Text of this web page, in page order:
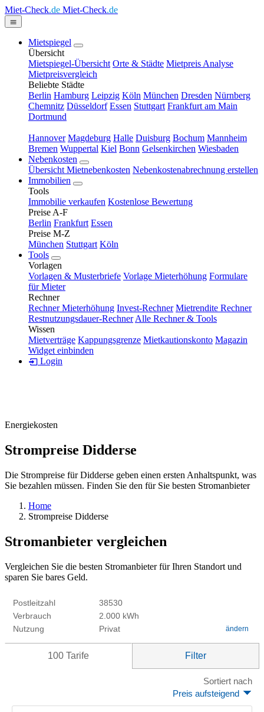
Miet-Check.de Miet-Check.de
Mietspiegel
Übersicht
Mietspiegel-Übersicht Orte & Städte Mietpreis Analyse
Mietpreisvergleich
Beliebte Städte
Berlin Hamburg Leipzig Köln München Dresden Nürnberg
Chemnitz Düsseldorf Essen Stuttgart Frankfurt am Main
Dortmund
Hannover Magdeburg Halle Duisburg Bochum Mannheim
Bremen Wuppertal Kiel Bonn Gelsenkirchen Wiesbaden
Nebenkosten
Übersicht Mietnebenkosten Nebenkostenabrechnung erstellen
Immobilien
Tools
Immobilie verkaufen Kostenlose Bewertung
Preise A-F
Berlin Frankfurt Essen
Preise M-Z
München Stuttgart Köln
Tools
Vorlagen
Vorlagen & Musterbriefe Vorlage Mieterhöhung Formulare
für Mieter
Rechner
Rechner Mieterhöhung Invest-Rechner Mietrendite Rechner
Restnutzungsdauer-Rechner Alle Rechner & Tools
Wissen
Mietverträge Kappungsgrenze Mietkautionskonto Magazin
Widget einbinden
Login
Energiekosten
Strompreise Didderse
Die Strompreise für Didderse geben einen ersten Anhaltspunkt, was
Sie bezahlen müssen. Finden Sie den für Sie besten Stromanbieter
Home
Strompreise Didderse
Stromanbieter vergleichen
Vergleichen Sie die besten Stromanbieter für Ihren Standort und
sparen Sie bares Geld.